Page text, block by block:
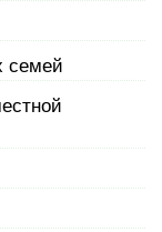
семей